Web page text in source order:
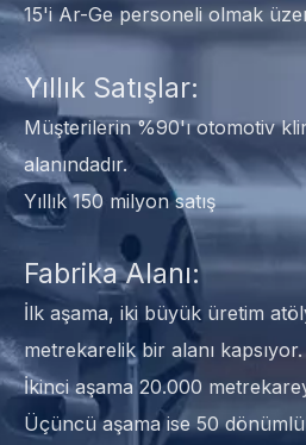
15'i Ar-Ge personeli olmak
Yıllık Satışlar:
Müşterilerin %90'ı otomotiv
alanındadır.
Yıllık 150 milyon satış
Fabrika Alanı:
İlk aşama, iki büyük üretim
metrekarelik bir alanı kapsıyor.
İkinci aşama 20.000
Üçüncü aşama ise 50